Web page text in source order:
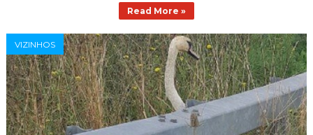
Read More »
VIZINHOS